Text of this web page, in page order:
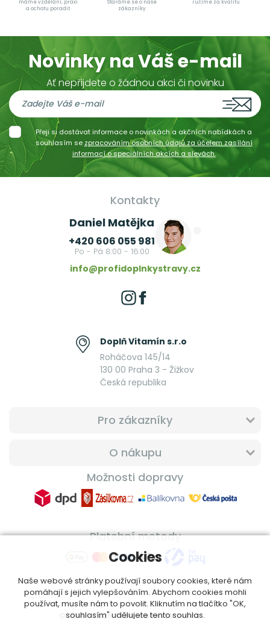
máme vzdělání, praxi
a ochotu poradit
Staráme se o naše
zákazníky
ručíme za kvalitu
Novinky na Váš e-mail
Ať nepřijdete o žádnou akci či novinku
Přeji si dostávat informace o novinkách a akčních nabídkách a
souhlasím se zpracováním osobních údajů za účelem zasílání
informací o speciálních akcích a slevách.
Kontakty
Daniel Matějka
+420 606 055 981
Po - Pá 8:00 - 16:00
info@profidoplnkystravy.cz
Doplň Vitamín s.r.o
Roháčova 145/14
130 00 Praha 3 - Žižkov
Česká republika
Pro zákazníky
O nákupu
Možnosti dopravy
Platební metody
© 2014 - 2026, ProfiDoplnkyStravy.cz
Cookies
Naše webové stránky používají soubory cookies, které nám
pomáhají s jejich vylepšováním. Abychom cookies mohli
používat, musíte nám to povolit. Kliknutím na tlačítko "OK,
souhlasím" udělujete tento souhlas.